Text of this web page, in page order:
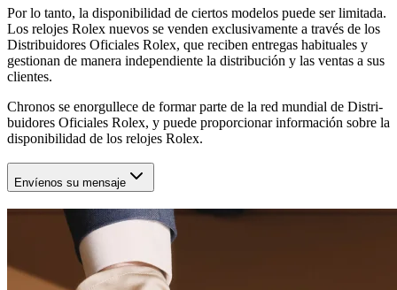
Por lo tanto, la disponibilidad de ciertos modelos puede ser limitada.
Los relojes Rolex nuevos se venden exclusivamente a través de los
Distribuidores Oficiales Rolex, que reciben entregas habituales y
gestionan de manera independiente la distribución y las ventas a sus
clientes.
Chronos se enorgullece de formar parte de la red mundial de Distri-
buidores Oficiales Rolex, y puede proporcionar información sobre la
disponibilidad de los relojes Rolex.
Envíenos su mensaje